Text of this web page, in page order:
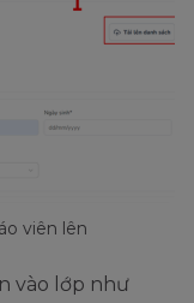
viên lên
vào lớp như